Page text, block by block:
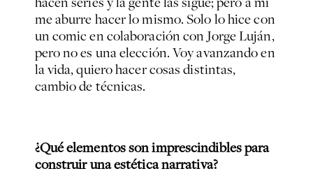
me aburre hacer lo mismo. Solo lo hice con
un comic en colaboración con Jorge Luján,
pero no es una elección. Voy avanzando en
la vida, quiero hacer cosas distintas,
cambio de técnicas.
¿Qué elementos son imprescindibles para
construir una estética narrativa?